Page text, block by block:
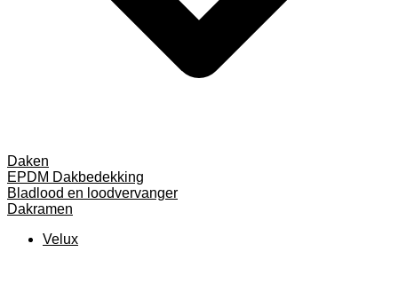
Daken
EPDM Dakbedekking
Bladlood en loodvervanger
Dakramen
Velux